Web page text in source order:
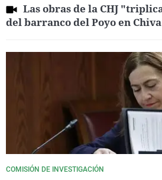
Las obras de la CHJ
del barranco del Poyo en Chiva
COMISIÓN DE INVESTIGACIÓN